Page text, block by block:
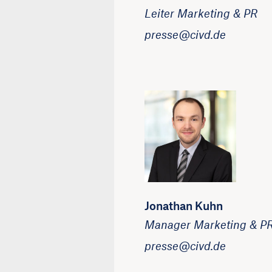
Leiter Marketing & PR
presse@civd.de
Jonathan Kuhn
Manager Marketing &
presse@civd.de